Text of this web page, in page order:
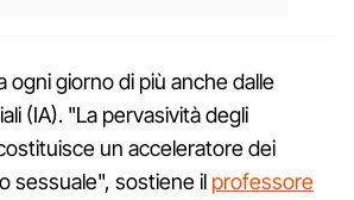
ogni giorno di più anche dalle
(IA). "La pervasività degli
un acceleratore dei
sessuale", sostiene il professore